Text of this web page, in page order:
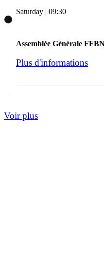
Saturday | 09:30
Assemblée Générale
Plus d'informations
Voir plus